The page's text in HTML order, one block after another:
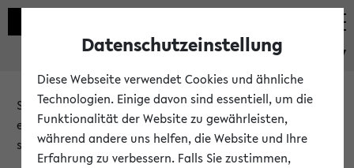
eKVV
Sie möchten auf eine eKVV Funktion zugreifen, die Ihnen
erst nach einer Anmeldung am System zur Verfügung
steht.
Datenschutzeinstellung
Diese Webseite verwendet Cookies und ähnliche
Technologien. Einige davon sind essentiell, um die
Funktionalität der Website zu gewährleisten,
während andere uns helfen, die Website und Ihre
Erfahrung zu verbessern. Falls Sie zustimmen,